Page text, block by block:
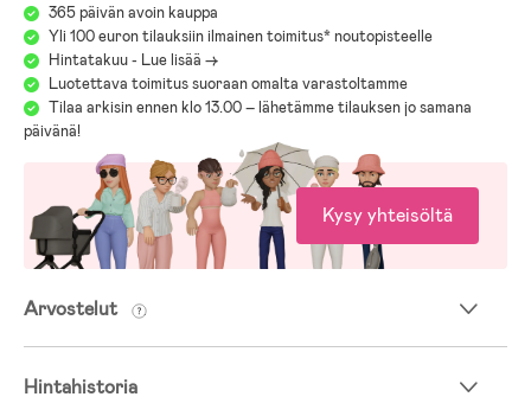
365 päivän avoin kauppa
Yli 100 euron tilauksiin ilmainen toimitus* noutopisteelle
Hintatakuu - Lue lisää ->
Luotettava toimitus suoraan omalta varastoltamme
Tilaa arkisin ennen klo 13.00 – lähetämme tilauksen jo samana
päivänä!
Kysy yhteisöltä
Arvostelut
Hintahistoria